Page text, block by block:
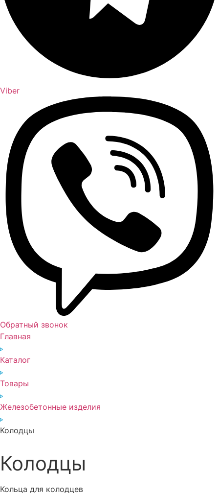
Viber
Обратный звонок
Главная
Каталог
Товары
Железобетонные изделия
Колодцы
Колодцы
Кольца для колодцев